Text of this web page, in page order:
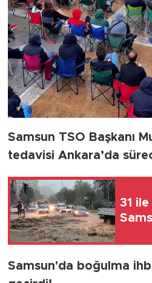
Samsun TSO Başkanı
tedavisi Ankara’da
31
Samsun'da boğulma